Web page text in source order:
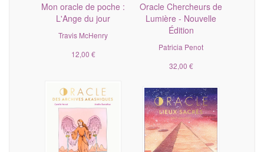
Mon oracle de poche :
L'Ange du jour
Travis McHenry
12,00 €
Oracle Chercheurs de
Lumière - Nouvelle
Édition
Patricia Penot
32,00 €